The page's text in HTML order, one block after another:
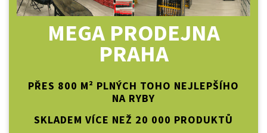
MEGA PRODEJNA
PRAHA
PŘES 800 M² PLNÝCH TOHO NEJLEPŠÍHO
NA RYBY
SKLADEM VÍCE NEŽ 20 000 PRODUKTŮ